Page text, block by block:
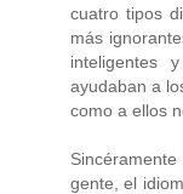
cuatro tipos
más
inteligentes
ayudaban a
como a ellos
gente, el